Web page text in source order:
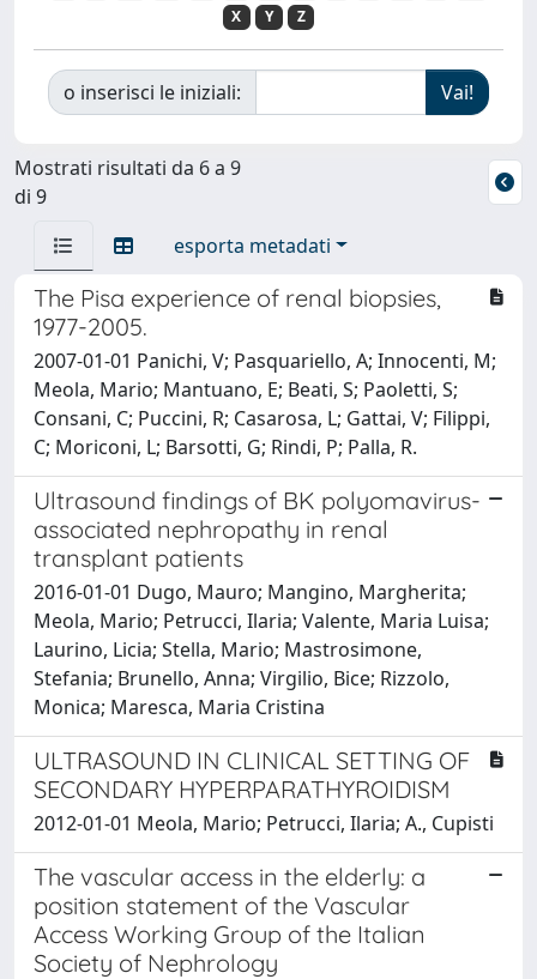
X
Y Z
o inserisci le iniziali:
Mostrati risultati da 6 a 9
di 9
esporta metadati
The Pisa experience of renal biopsies,
1977-2005.
2007-01-01 Panichi, V; Pasquariello, A; Innocenti, M;
Meola, Mario; Mantuano, E; Beati, S; Paoletti, S;
Consani, C; Puccini, R; Casarosa, L; Gattai, V; Filippi,
C; Moriconi, L; Barsotti, G; Rindi, P; Palla, R.
Ultrasound findings of BK polyomavirus-
associated nephropathy in renal
transplant patients
2016-01-01 Dugo, Mauro; Mangino, Margherita;
Meola, Mario; Petrucci, Ilaria; Valente, Maria Luisa;
Laurino, Licia; Stella, Mario; Mastrosimone,
Stefania; Brunello, Anna; Virgilio, Bice; Rizzolo,
Monica; Maresca, Maria Cristina
ULTRASOUND IN CLINICAL SETTING OF
SECONDARY HYPERPARATHYROIDISM
2012-01-01 Meola, Mario; Petrucci, Ilaria; A., Cupisti
The vascular access in the elderly: a
position statement of the Vascular
Access Working Group of the Italian
Society of Nephrology